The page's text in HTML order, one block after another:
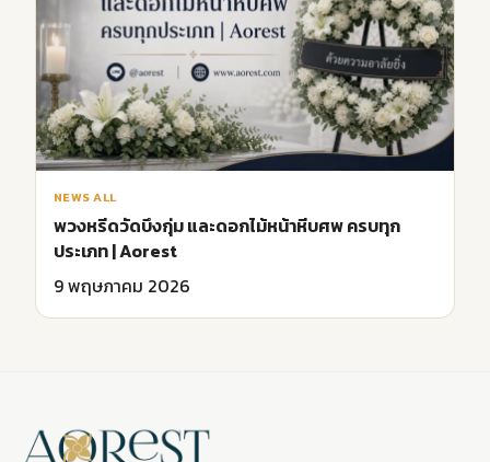
NEWS ALL
พวงหรีดวัดบึงกุ่ม และดอกไม้หน้าหีบศพ ครบทุก
ประเภท | Aorest
9 พฤษภาคม 2026